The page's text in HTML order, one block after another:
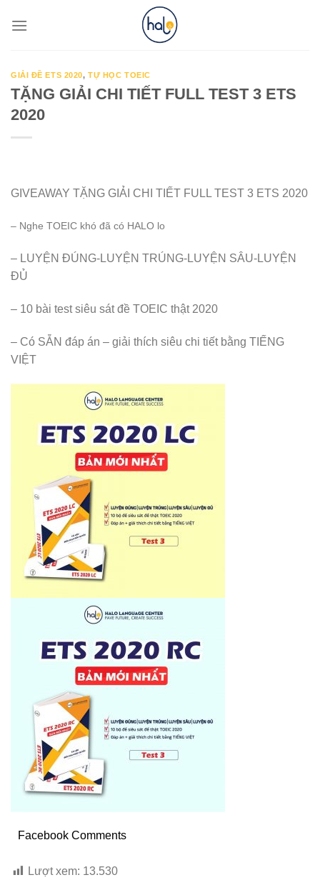
GIẢI ĐỀ ETS 2020,TỰ HỌC TOEIC
TẶNG GIẢI CHI TIẾT FULL TEST 3 ETS
2020
GIVEAWAY TẶNG GIẢI CHI TIẾT FULL TEST 3 ETS 2020
– Nghe TOEIC khó đã có HALO lo
– LUYỆN ĐÚNG-LUYỆN TRÚNG-LUYỆN SÂU-LUYỆN
ĐỦ
– 10 bài test siêu sát đề TOEIC thật 2020
– Có SẴN đáp án – giải thích siêu chi tiết bằng TIẾNG
VIỆT
Facebook Comments
Lượt xem: 13.530